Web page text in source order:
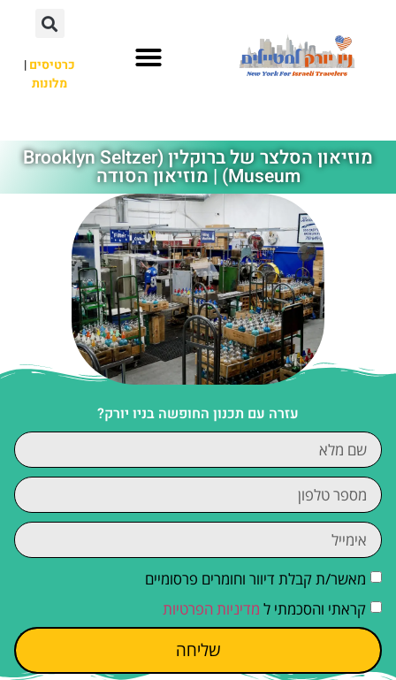
כרטיסים|
מלונות
מוזיאון הסלצר של ברוקלין (Brooklyn Seltzer
Museum) | מוזיאון הסודה
עזרה עם תכנון החופשה בניו יורק?
מאשר/ת קבלת דיוור וחומרים פרסומיים
קראתי והסכמתי ל מדיניות הפרטיות
שליחה